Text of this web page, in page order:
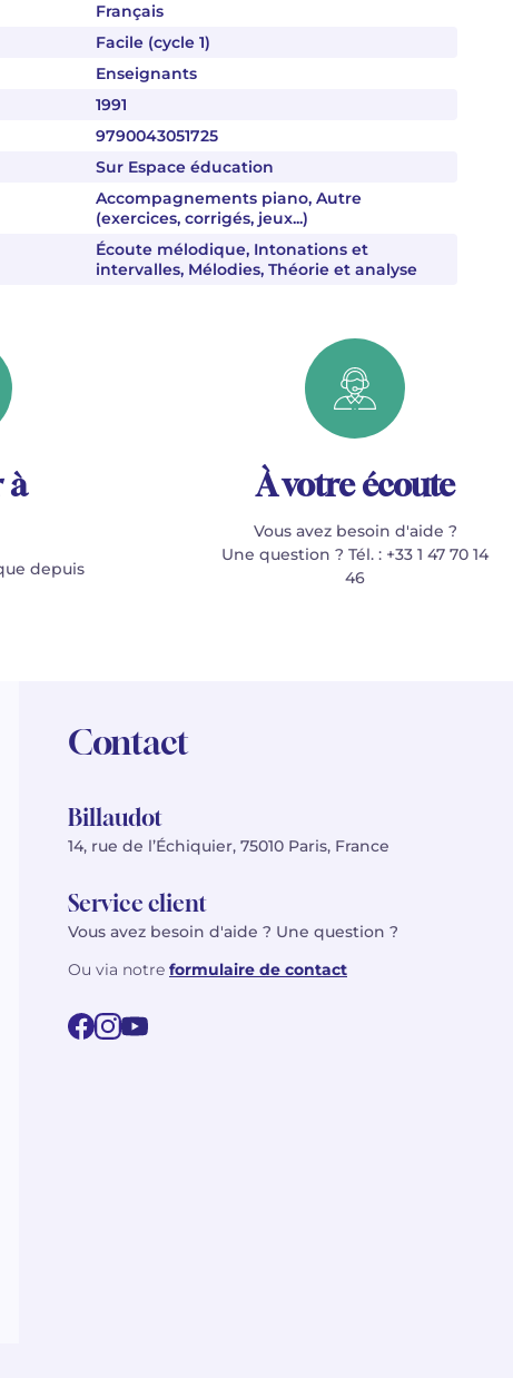
Français
Facile (cycle 1)
Enseignants
1991
9790043051725
Sur Espace éducation
Accompagnements piano, Autre
(exercices, corrigés, jeux...)
Écoute mélodique, Intonations et
intervalles, Mélodies, Théorie et analyse
à
depuis
À votre écoute
Vous avez besoin d'aide ?
Une question ? Tél. : +33 1 47 70 14
46
Contact
Billaudot
14, rue de l’Échiquier, 75010 Paris, France
Service client
Vous avez besoin d'aide ? Une question ?
Ou via notre formulaire de contact